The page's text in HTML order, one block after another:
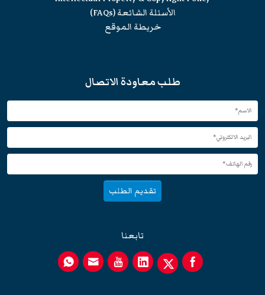
الأسئلة الشائعة (FAQs)
خريطة الموقع
طلب معاودة الاتصال
تقديم الطلب
تابعنا